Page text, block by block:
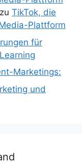
zu TikTok, die
Plattform
für
Marketings:
und